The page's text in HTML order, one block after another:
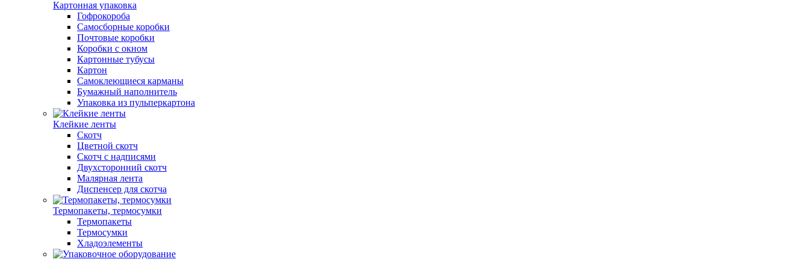
Картонная упаковка
Гофрокороба
Самосборные коробки
Почтовые коробки
Коробки с окном
Картонные тубусы
Картон
Самоклеющиеся карманы
Бумажный наполнитель
Упаковка из пульперкартона
Клейкие ленты
Скотч
Цветной скотч
Скотч с надписями
Двухсторонний скотч
Малярная лента
Диспенсер для скотча
Термопакеты, термосумки
Термопакеты
Термосумки
Хладоэлементы